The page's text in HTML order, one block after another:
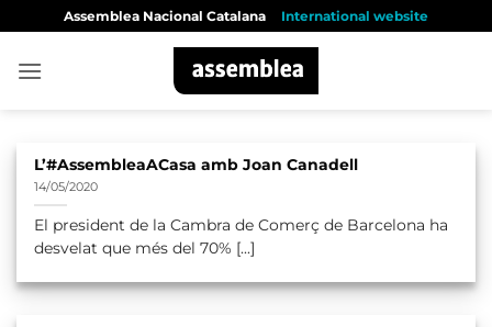
content
Assemblea Nacional Catalana International website
L’#AssembleaACasa amb Joan Canadell
14/05/2020
El president de la Cambra de Comerç de Barcelona ha
desvelat que més del 70% [...]